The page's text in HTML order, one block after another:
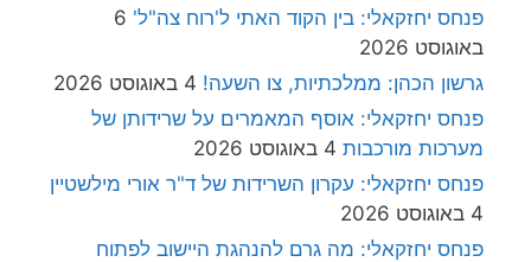
פנחס יחזקאלי: בין הקוד האתי ל'רוח צה"ל' 6
באוגוסט 2026
גרשון הכהן: ממלכתיות, צו השעה! 4 באוגוסט 2026
פנחס יחזקאלי: אוסף המאמרים על שרידותן של
מערכות מורכבות 4 באוגוסט 2026
פנחס יחזקאלי: עקרון השרידות של ד"ר אורי מילשטיין
4 באוגוסט 2026
פנחס יחזקאלי: מה גרם להנהגת היישוב לפתוח